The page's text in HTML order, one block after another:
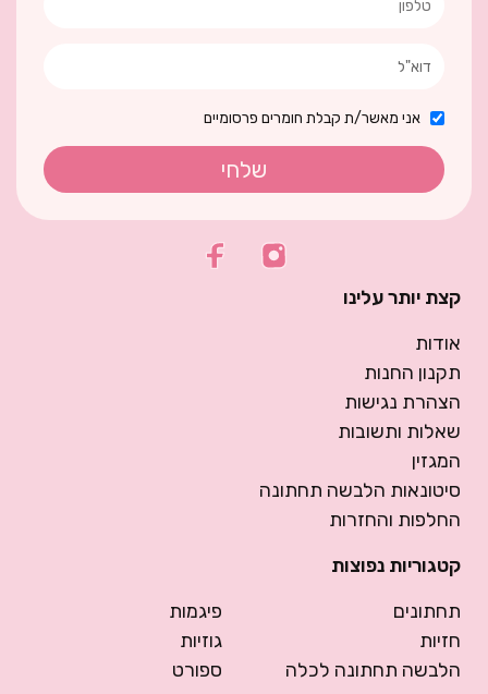
אני מאשר/ת קבלת חומרים פרסומיים
שלחי
קצת יותר עלינו
אודות
תקנון החנות
הצהרת נגישות
שאלות ותשובות
המגזין
סיטונאות הלבשה תחתונה
החלפות והחזרות
קטגוריות נפוצות
תחתונים
חזיות
הלבשה תחתונה לכלה
פיגמות
גוזיות
ספורט